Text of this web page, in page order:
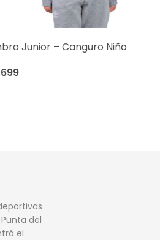
Junior – Canguro Niño
del
el